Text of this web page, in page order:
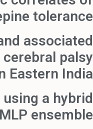
tolerance
associated
palsy
Eastern India
a hybrid
ensemble